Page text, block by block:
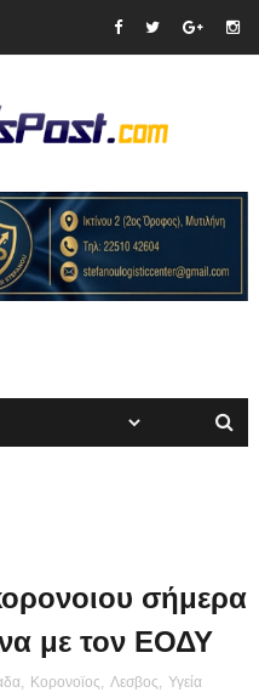
σήμερα
με τον ΕΟΔΥ
, Κορονοϊος Λεσβος Υγεία